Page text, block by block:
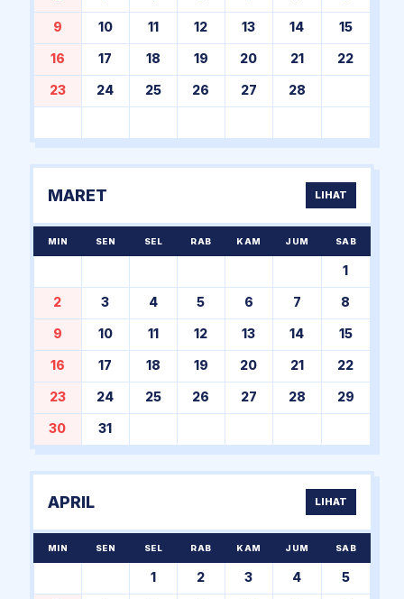
9 10 11 12 13 14 15
16 17 18 19 20 21 22
23 24 25 26 27 28
MARET LIHAT
MIN SEN SEL RAB KAM JUM SAB
1
2 3 4 5 6 7 8
9 10 11 12 13 14 15
16 17 18 19 20 21 22
23 24 25 26 27 28 29
30 31
APRIL LIHAT
MIN SEN SEL RAB KAM JUM SAB
1 2 3 4 5